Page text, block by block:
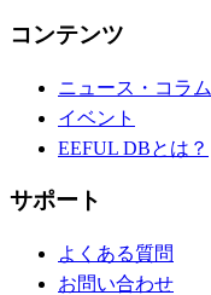
コンテンツ
ニュース・コラム
イベント
EEFUL DBとは？
サポート
よくある質問
お問い合わせ